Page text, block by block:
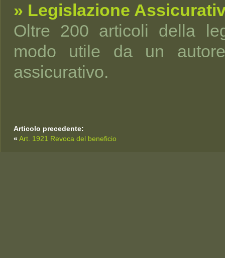
» Legislazione
Oltre 200 articoli della
modo utile da un
assicurativo.
Articolo precedente:
« Art. 1921 Revoca del beneficio